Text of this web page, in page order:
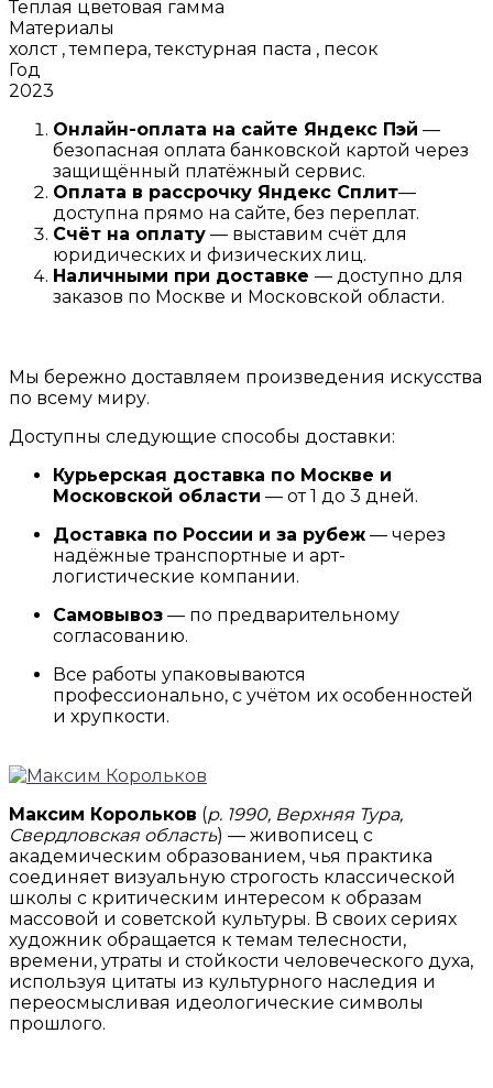
Теплая цветовая гамма
Материалы
холст , темпера, текстурная паста , песок
Год
2023
Онлайн-оплата на сайте Яндекс Пэй —
безопасная оплата банковской картой через
защищённый платёжный сервис.
Оплата в рассрочку Яндекс Сплит—
доступна прямо на сайте, без переплат.
Счёт на оплату — выставим счёт для
юридических и физических лиц.
Наличными при доставке — доступно для
заказов по Москве и Московской области.
Мы бережно доставляем произведения искусства
по всему миру.
Доступны следующие способы доставки:
Курьерская доставка по Москве и
Московской области — от 1 до 3 дней.
Доставка по России и за рубеж — через
надёжные транспортные и арт-
логистические компании.
Самовывоз — по предварительному
согласованию.
Все работы упаковываются
профессионально, с учётом их особенностей
и хрупкости.
Максим Корольков (р. 1990, Верхняя Тура,
Свердловская область) — живописец с
академическим образованием, чья практика
соединяет визуальную строгость классической
школы с критическим интересом к образам
массовой и советской культуры. В своих сериях
художник обращается к темам телесности,
времени, утраты и стойкости человеческого духа,
используя цитаты из культурного наследия и
переосмысливая идеологические символы
прошлого.